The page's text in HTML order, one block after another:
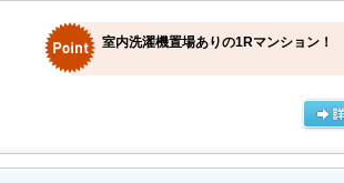
室内洗濯機置場ありの1Rマンション！